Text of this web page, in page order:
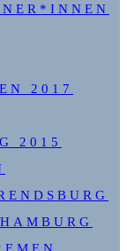
2017
2015